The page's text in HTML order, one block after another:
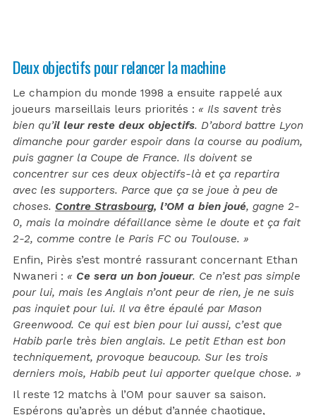
Deux objectifs pour relancer la machine
Le champion du monde 1998 a ensuite rappelé aux
joueurs marseillais leurs priorités : « Ils savent très
bien qu’il leur reste deux objectifs. D’abord battre Lyon
dimanche pour garder espoir dans la course au podium,
puis gagner la Coupe de France. Ils doivent se
concentrer sur ces deux objectifs-là et ça repartira
avec les supporters. Parce que ça se joue à peu de
choses. Contre Strasbourg, l’OM a bien joué, gagne 2-
0, mais la moindre défaillance sème le doute et ça fait
2-2, comme contre le Paris FC ou Toulouse. »
Enfin, Pirès s’est montré rassurant concernant Ethan
Nwaneri : « Ce sera un bon joueur. Ce n’est pas simple
pour lui, mais les Anglais n’ont peur de rien, je ne suis
pas inquiet pour lui. Il va être épaulé par Mason
Greenwood. Ce qui est bien pour lui aussi, c’est que
Habib parle très bien anglais. Le petit Ethan est bon
techniquement, provoque beaucoup. Sur les trois
derniers mois, Habib peut lui apporter quelque chose. »
Il reste 12 matchs à l’OM pour sauver sa saison.
Espérons qu’après un début d’année chaotique,